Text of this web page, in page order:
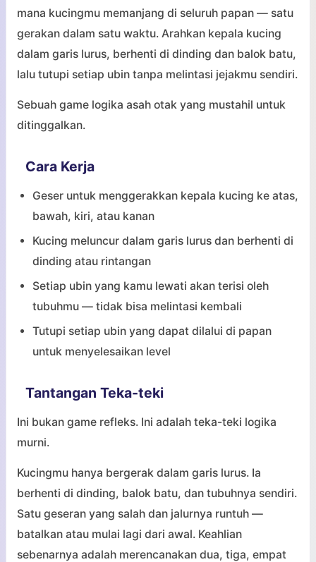
mana kucingmu memanjang di seluruh papan — satu
gerakan dalam satu waktu. Arahkan kepala kucing
dalam garis lurus, berhenti di dinding dan balok batu,
lalu tutupi setiap ubin tanpa melintasi jejakmu sendiri.
Sebuah game logika asah otak yang mustahil untuk
ditinggalkan.
Cara Kerja
Geser untuk menggerakkan kepala kucing ke atas,
bawah, kiri, atau kanan
Kucing meluncur dalam garis lurus dan berhenti di
dinding atau rintangan
Setiap ubin yang kamu lewati akan terisi oleh
tubuhmu — tidak bisa melintasi kembali
Tutupi setiap ubin yang dapat dilalui di papan
untuk menyelesaikan level
Tantangan Teka-teki
Ini bukan game refleks. Ini adalah teka-teki logika
murni.
Kucingmu hanya bergerak dalam garis lurus. Ia
berhenti di dinding, balok batu, dan tubuhnya sendiri.
Satu geseran yang salah dan jalurnya runtuh —
batalkan atau mulai lagi dari awal. Keahlian
sebenarnya adalah merencanakan dua, tiga, empat